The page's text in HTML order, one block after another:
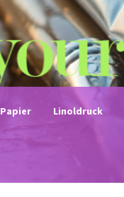
Papier Linoldruck